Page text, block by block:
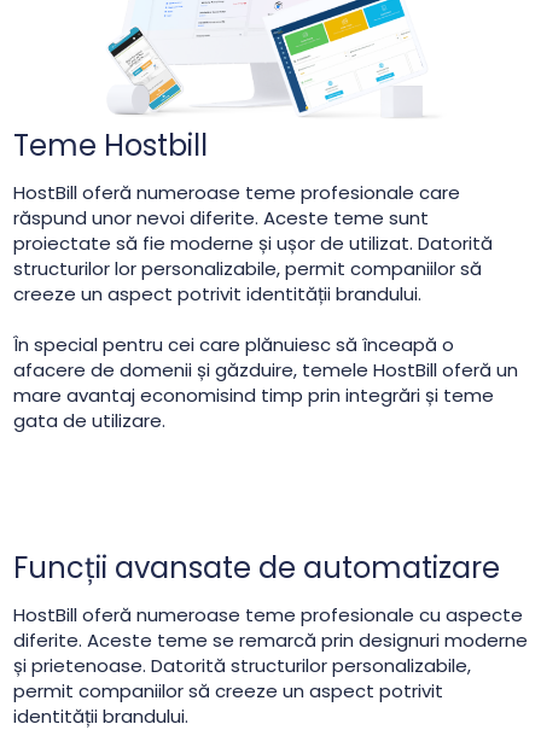
Teme Hostbill
HostBill oferă numeroase teme profesionale care
răspund unor nevoi diferite. Aceste teme sunt
proiectate să fie moderne și ușor de utilizat. Datorită
structurilor lor personalizabile, permit companiilor să
creeze un aspect potrivit identității brandului.
În special pentru cei care plănuiesc să înceapă o
afacere de domenii și găzduire, temele HostBill oferă un
mare avantaj economisind timp prin integrări și teme
gata de utilizare.
Funcții avansate de automatizare
HostBill oferă numeroase teme profesionale cu aspecte
diferite. Aceste teme se remarcă prin designuri moderne
și prietenoase. Datorită structurilor personalizabile,
permit companiilor să creeze un aspect potrivit
identității brandului.